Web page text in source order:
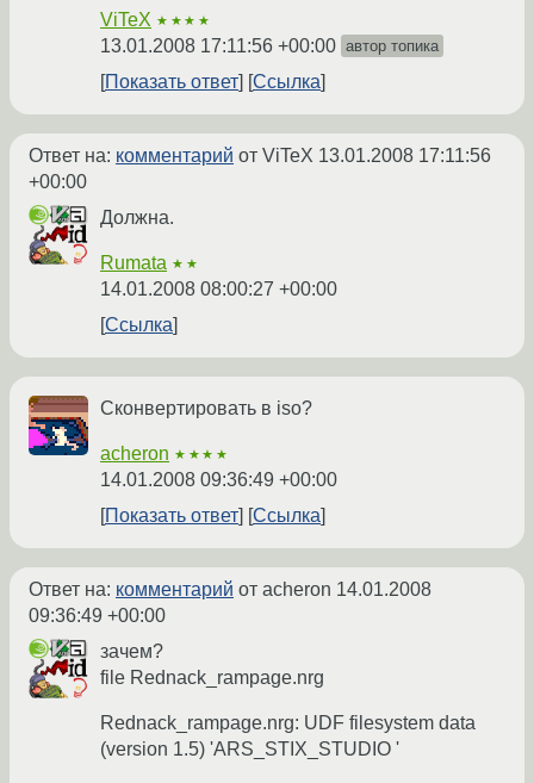
ViTeX ★★★★
13.01.2008 17:11:56 +00:00 автор топика
Показать ответ Ссылка
Ответ на: комментарий от ViTeX 13.01.2008 17:11:56
+00:00
Должна.
Rumata ★★
14.01.2008 08:00:27 +00:00
Ссылка
Сконвертировать в iso?
acheron ★★★★
14.01.2008 09:36:49 +00:00
Показать ответ
Ссылка
Ответ на: комментарий от acheron 14.01.2008
09:36:49 +00:00
зачем?
file Rednack_rampage.nrg
Rednack_rampage.nrg: UDF filesystem data
(version 1.5) 'ARS_STIX_STUDIO '